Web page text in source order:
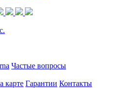
Частые вопросы
карте Гарантии Контакты